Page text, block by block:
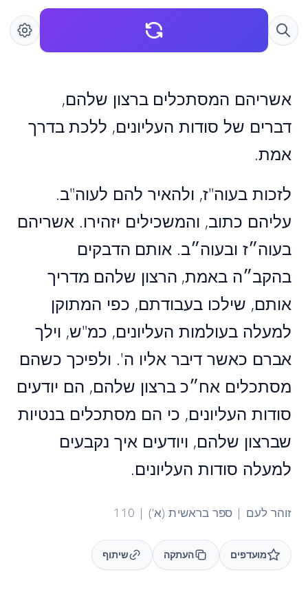
אשריהם המסתכלים ברצון שלהם,
דברים של סודות העליונים, ללכת בדרך
אמת.
לזכות בעוה"ז, ולהאיר להם לעוה"ב.
עליהם כתוב, והמשכילים יזהירו. אשריהם
בעוה״ז ובעוה״ב. אותם הדבקים
בהקב״ה באמת, הרצון שלהם מדריך
אותם, שילכו בעבודתם, כפי המתוקן
למעלה בעולמות העליונים, כמ"ש, וילך
אברם כאשר דיבר אליו ה'. ולפיכך כשהם
מסתכלים אח״כ ברצון שלהם, הם יודעים
סודות העליונים, כי הם מסתכלים בנטיות
שברצון שלהם, ויודעים איך נקבעים
למעלה סודות העליונים.
זוהר לעם | ספר בראשית (א') | 110
מועדפים העתקה שיתוף